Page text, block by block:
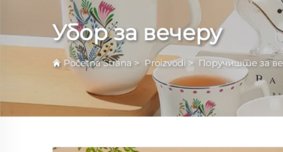
Убор за вечеру
Početna Strana> Proizvodi > Поручиште за